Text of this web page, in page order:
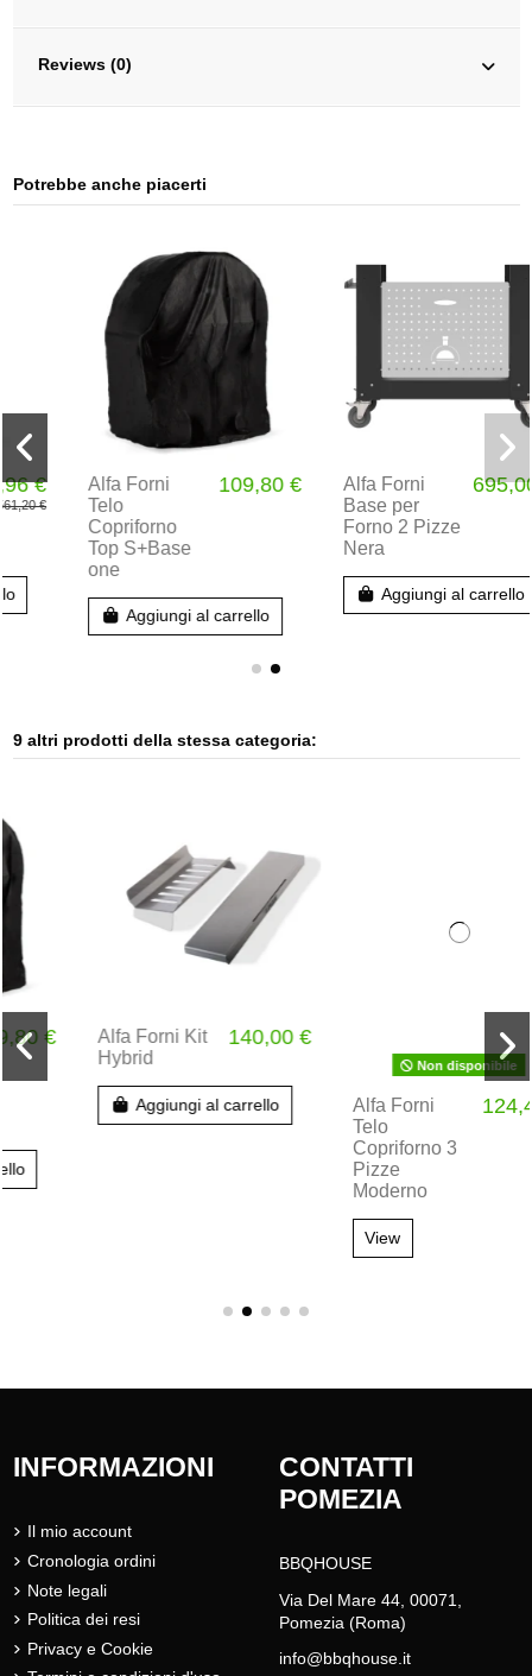
Reviews (0)
Potrebbe anche piacerti
Alfa Forni
Telo
Copriforno
Top S+Base
109,80 €
Aggiungi al carrello
Alfa Forni
Base per
Forno 2 Pizze
695,00 €
Aggiungi al carrello
9 altri prodotti della stessa categoria:
Alfa Forni Kit
140,00 €
Aggiungi al carrello
Alfa Forni
Copriforno 3
Moderno
124,44 €
INFORMAZIONI
Il mio account
Cronologia ordini
Note legali
Politica dei resi
Privacy e Cookie
CONTATTI
POMEZIA
BBQHOUSE
Via Del Mare 44, 00071,
Pomezia (Roma)
info@bbqhouse.it